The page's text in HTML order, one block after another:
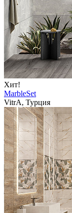
Хит!
MarbleSet
VitrA, Турция